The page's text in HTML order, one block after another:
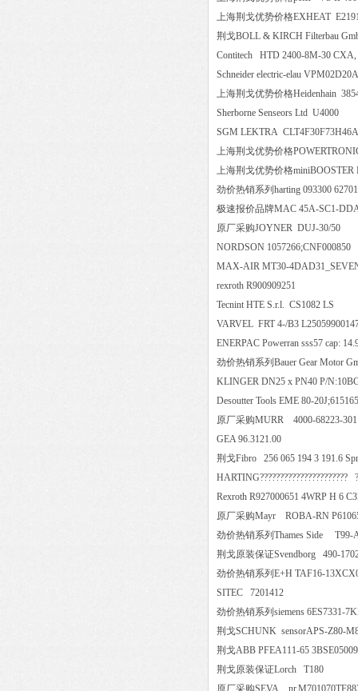
上海荆戈优势价格EXHEAT
荆戈BOLL & KIRCH Filterbau
Contitech HTD 2400-8M-30
Schneider electric-elau
上海荆戈优势价格Heidenhain
Sherborne Senseors Ltd
SGM LEKTRA
上海荆戈优势价格
上海荆戈优势价格
劲价热销系列harting 093300
极速报价品牌MAC 45A-
原厂采购JOYNER DUJ-30/
NORDSON
MAX-AIR MT30-
rexroth R900909251
Tecnint HTE S.r.l. CS1082 LS
VARVEL FRT 4-/B3
ENERPAC Powerran sss57 cap:
劲价热销系列Bauer Gear Motor
KLINGER DN25 x PN40 P/
Desoutter Tools EME 80-
原厂采购MURR 4000-
GEA 96.3121.00
荆戈Fibro 256 065 194 3
Rexroth R927000651 4WRP
原厂采购Mayr ROBA-RN
劲价热销系列Thames Side
荆戈原装保证Svendborg
劲价热销系列E+H TAF16-
SITEC 7201412
劲价热销系列siemens
荆戈SCHUNK sensorAPS-
荆戈ABB PFEA111-65
荆戈原装保证Lorch T180
原厂采购SEVA